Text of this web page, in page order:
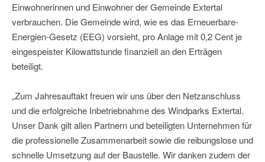
Einwohnerinnen und Einwohner der Gemeinde Extertal
verbrauchen. Die Gemeinde wird, wie es das Erneuerbare-
Energien-Gesetz (EEG) vorsieht, pro Anlage mit 0,2 Cent je
eingespeister Kilowattstunde finanziell an den Erträgen
beteiligt.
„Zum Jahresauftakt freuen wir uns über den Netzanschluss
und die erfolgreiche Inbetriebnahme des Windparks Extertal.
Unser Dank gilt allen Partnern und beteiligten Unternehmen für
die professionelle Zusammenarbeit sowie die reibungslose und
schnelle Umsetzung auf der Baustelle. Wir danken zudem der